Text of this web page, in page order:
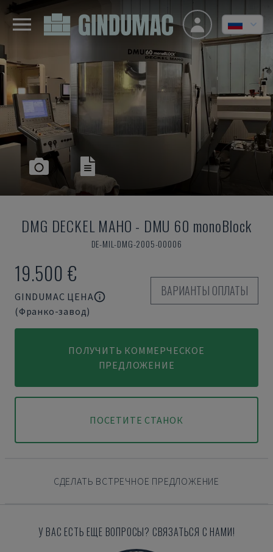
DMG DECKEL MAHO - DMU 60 monoBlock
DE-MIL-DMG-2005-00006
19.500 €
GINDUMAC ЦЕНА
(Франко-завод)
ВАРИАНТЫ ОПЛАТЫ
ПОЛУЧИТЬ КОММЕРЧЕСКОЕ
ПРЕДЛОЖЕНИЕ
ПОСЕТИТЕ СТАНОК
СДЕЛАТЬ ВСТРЕЧНОЕ ПРЕДЛОЖЕНИЕ
У ВАС ЕСТЬ ЕЩЕ ВОПРОСЫ? СВЯЗАТЬСЯ С НАМИ!